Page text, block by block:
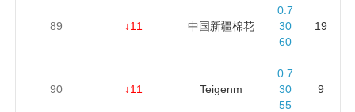
89 ↓11 中国新疆棉花
0.7
30
60
19
90 ↓11 Teigenm
0.7
30
55
9